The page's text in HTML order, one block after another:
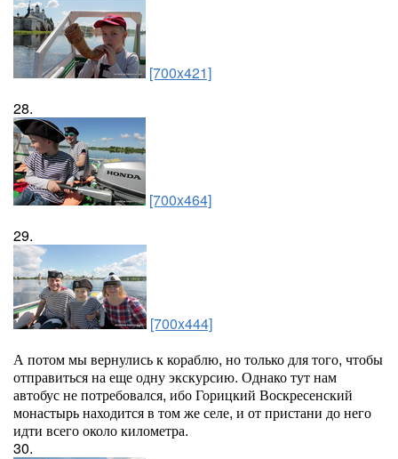
[700x421]
28.
[700x464]
29.
[700x444]
А потом мы вернулись к кораблю, но только для того, чтобы
отправиться на еще одну экскурсию. Однако тут нам
автобус не потребовался, ибо Горицкий Воскресенский
монастырь находится в том же селе, и от пристани до него
идти всего около километра.
30.